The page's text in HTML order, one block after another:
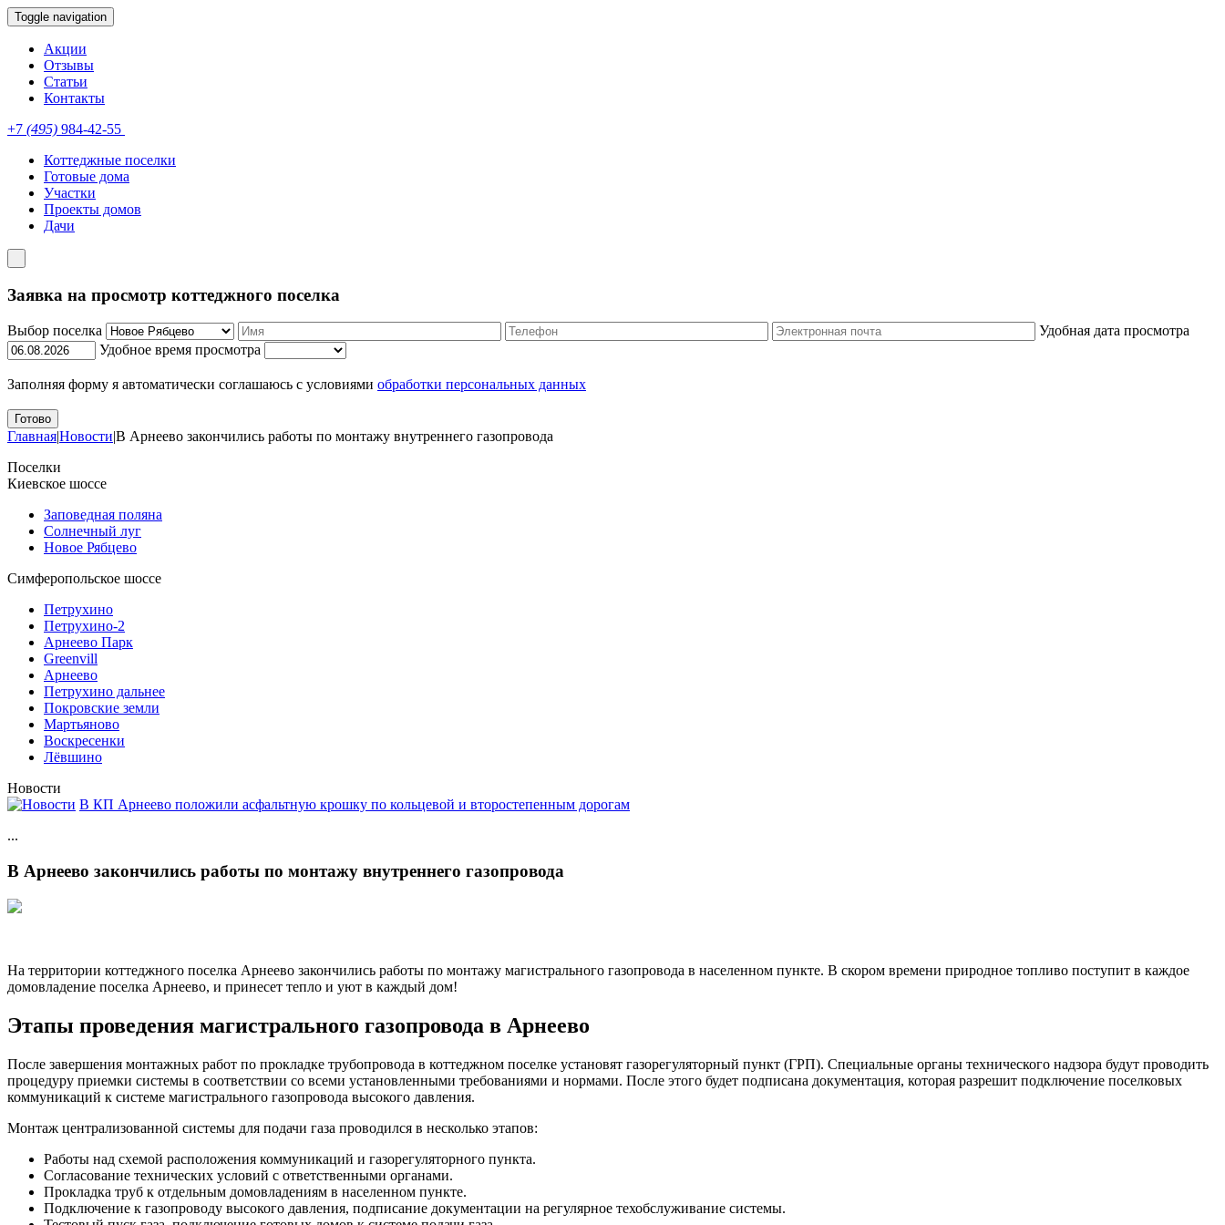
Toggle navigation
Акции
Отзывы
Статьи
Контакты
+7 (495) 984-42-55
Коттеджные поселки
Готовые дома
Участки
Проекты домов
Дачи
Заявка на просмотр коттеджного поселка
Выбор поселка
Удобная дата просмотра
Удобное время просмотра
Заполняя форму я автоматически соглашаюсь с условиями обработки персональных данных
Главная|Новости|В Арнеево закончились работы по монтажу внутреннего газопровода
Поселки
Киевское шоссе
Заповедная поляна
Солнечный луг
Новое Рябцево
Симферопольское шоссе
Петрухино
Петрухино-2
Арнеево Парк
Greenvill
Арнеево
Петрухино дальнее
Покровские земли
Мартьяново
Воскресенки
Лёвшино
Новости
В КП Арнеево положили асфальтную крошку по кольцевой и второстепенным дорогам
...
В Арнеево закончились работы по монтажу внутреннего газопровода
На территории коттеджного поселка Арнеево закончились работы по монтажу магистрального газопровода в населенном пункте. В скором времени природное топливо поступит в каждое
домовладение поселка Арнеево, и принесет тепло и уют в каждый дом!
Этапы проведения магистрального газопровода в Арнеево
После завершения монтажных работ по прокладке трубопровода в коттеджном поселке установят газорегуляторный пункт (ГРП). Специальные органы технического надзора будут проводить
процедуру приемки системы в соответствии со всеми установленными требованиями и нормами. После этого будет подписана документация, которая разрешит подключение поселковых
коммуникаций к системе магистрального газопровода высокого давления.
Монтаж централизованной системы для подачи газа проводился в несколько этапов:
Работы над схемой расположения коммуникаций и газорегуляторного пункта.
Согласование технических условий с ответственными органами.
Прокладка труб к отдельным домовладениям в населенном пункте.
Подключение к газопроводу высокого давления, подписание документации на регулярное техобслуживание системы.